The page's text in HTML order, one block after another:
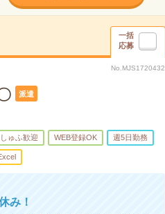
一括
応募
No.MJS1720432
派遣
しゅふ歓迎 WEB登録OK 週5日勤務
み！